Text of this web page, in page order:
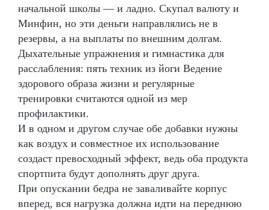
начальной школы — и ладно. Скупал валюту и
Минфин, но эти деньги направлялись не в
резервы, а на выплаты по внешним долгам.
Дыхательные упражнения и гимнастика для
расслабления: пять техник из йоги Ведение
здорового образа жизни и регулярные
тренировки считаются одной из мер
профилактики.
И в одном и другом случае обе добавки нужны
как воздух и совместное их использование
создаст превосходный эффект, ведь оба продукта
спортпита будут дополнять друг друга.
При опускании бедра не заваливайте корпус
вперед, вся нагрузка должна идти на переднюю